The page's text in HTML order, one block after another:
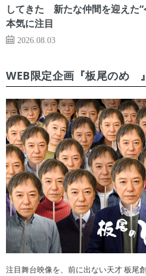
してきた 新たな仲間を迎えた
本気に注目
2026.08.03
WEB限定企画『板尾のめ゙
注目舞台映像を、前に出ない天才 板尾